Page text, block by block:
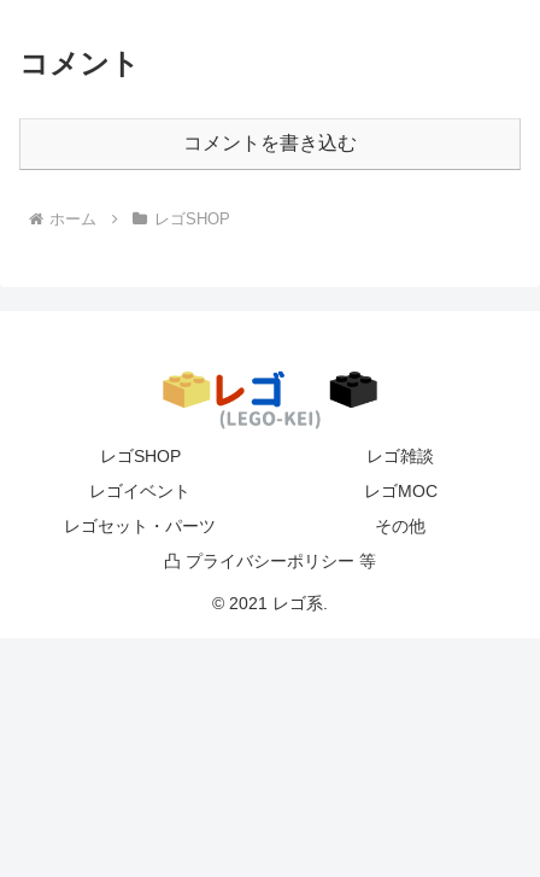
コメント
コメントを書き込む
ホーム レゴSHOP
レゴSHOP
レゴ雑談
レゴイベント
レゴMOC
レゴセット・パーツ
その他
凸 プライバシーポリシー 等
© 2021 レゴ系.